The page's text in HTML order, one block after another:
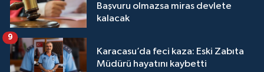
Başvuru olmazsa miras devlete
kalacak
Karacasu’da feci kaza: Eski Zabıta
Müdürü hayatını kaybetti
9